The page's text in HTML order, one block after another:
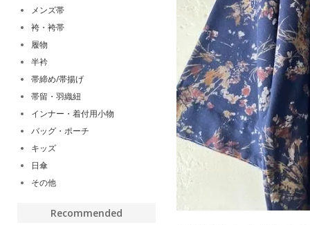
メンズ帯
袴・袴帯
履物
半衿
帯締め/帯揚げ
帯留・羽織紐
インナー・着付用小物
バッグ・ポーチ
キッズ
日傘
その他
Recommended